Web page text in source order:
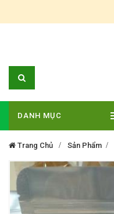
DANH MỤC
Trang Chủ Sản Phẩm